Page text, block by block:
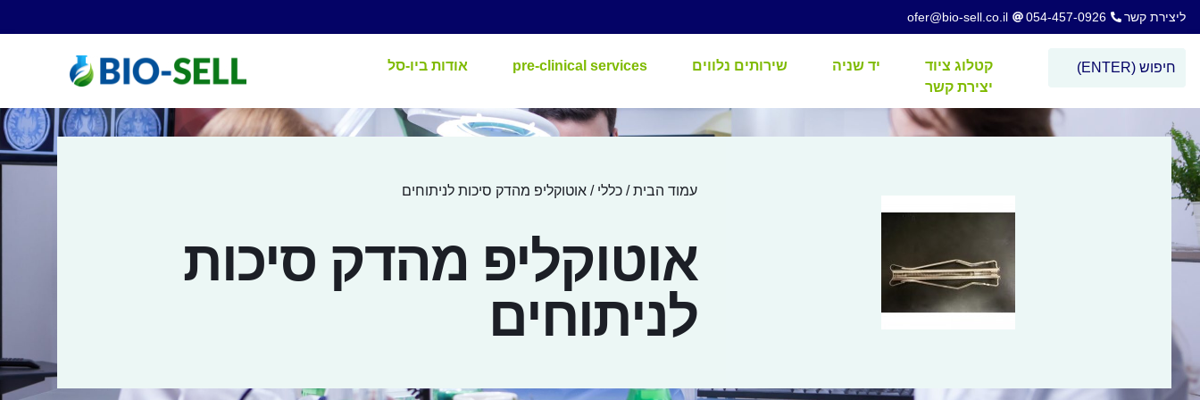
ליצירת קשר 054-457-0926
ofer@bio-sell.co.il
קטלוג ציוד יד שניה שירותים נלווים pre-clinical services
אודות ביו-סל
יצירת קשר
עמוד הבית/כללי / אוטוקליפ מהדק סיכות לניתוחים
אוטוקליפ מהדק סיכות
לניתוחים